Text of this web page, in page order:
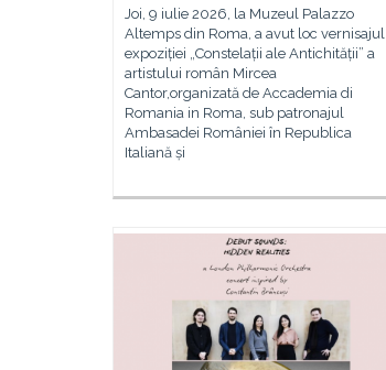
Joi, 9 iulie 2026, la Muzeul Palazzo
Altemps din Roma, a avut loc vernisajul
expoziției „Constelații ale Antichității” a
artistului român Mircea
Cantor,organizată de Accademia di
Romania in Roma, sub patronajul
Ambasadei României în Republica
Italiană și